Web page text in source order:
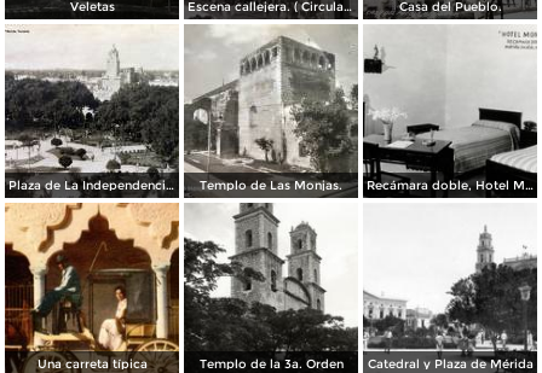
Veletas Escena callejera. ( Circulada el 24 de Febrero de 1910 ). Casa del Pueblo.
Plaza de La Independencia Mérida, Yucatán. Templo de Las Monjas. Recámara doble, Hotel Montejo
Una carreta típica Templo de la 3a. Orden Catedral y Plaza de Mérida